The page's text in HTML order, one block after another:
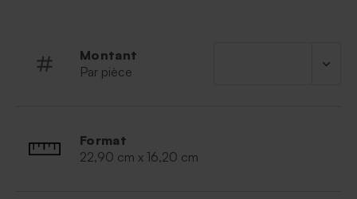
Montant
Par pièce
Format
22,90 cm x 16,20 cm